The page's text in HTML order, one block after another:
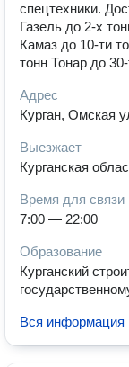
спецтехники.
Газель до 2-х
Камаз до 10-ти
тонн Тонар до
Адрес
Курган, Омская
Выезжает
Курганская
Время для связи
7:00 — 22:00
Образование
Курганский
Вся информация